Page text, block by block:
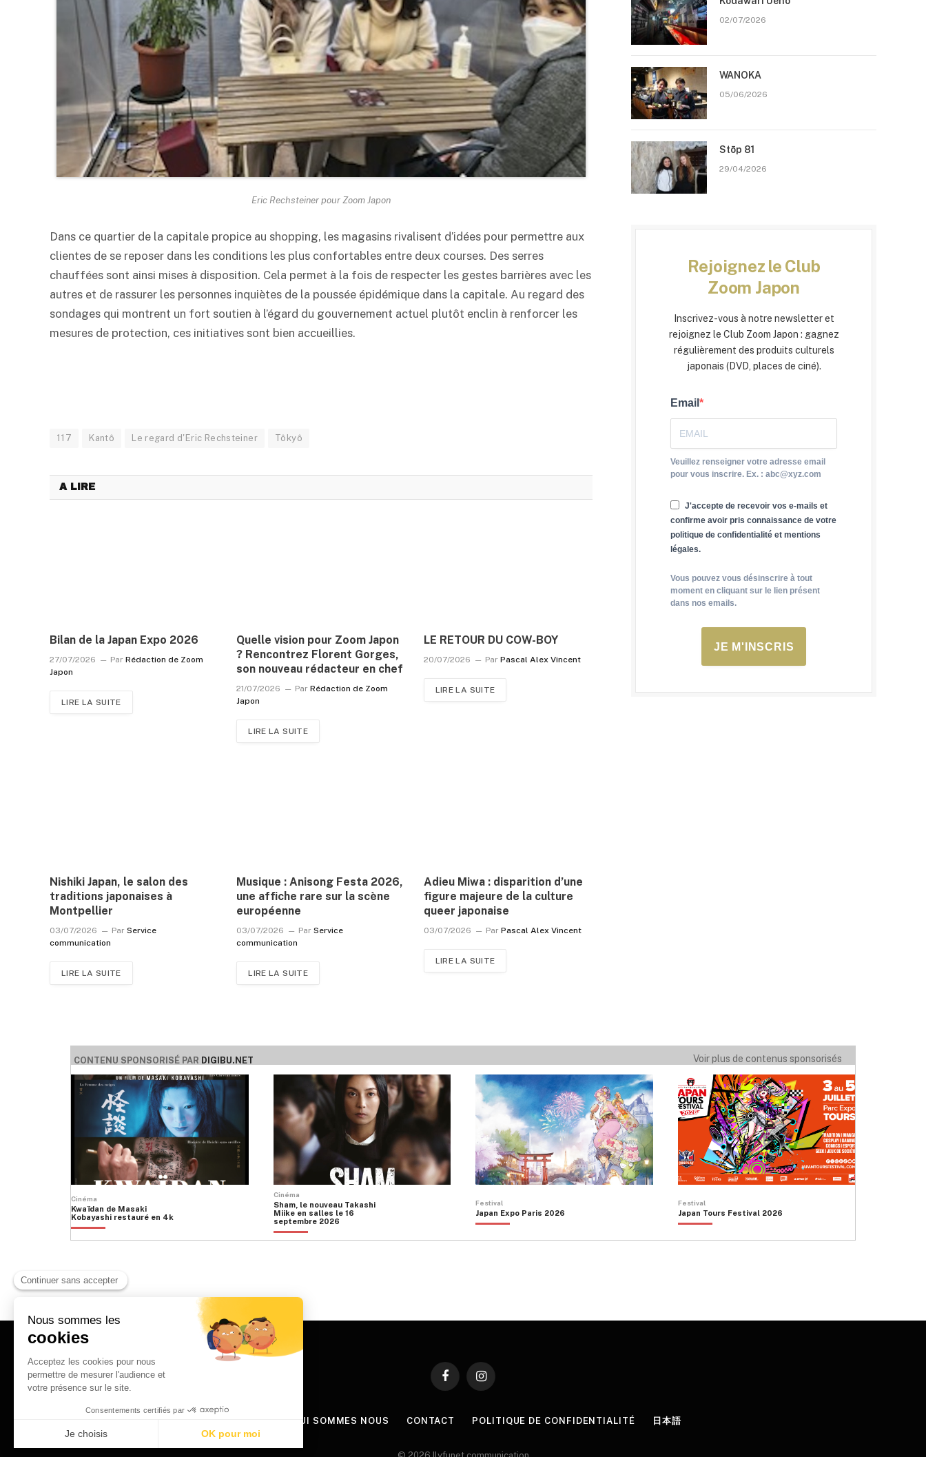
Eric Rechsteiner pour Zoom Japon
Dans ce quartier de la capitale propice au shopping, les magasins rivalisent d’idées pour permettre aux
clientes de se reposer dans les conditions les plus confortables entre deux courses. Des serres
chauffées sont ainsi mises à disposition. Cela permet à la fois de respecter les gestes barrières avec les
autres et de rassurer les personnes inquiètes de la poussée épidémique dans la capitale. Au regard des
sondages qui montrent un fort soutien à l’égard du gouvernement actuel plutôt enclin à renforcer les
mesures de protection, ces initiatives sont bien accueillies.
117 Kantô Le regard d'Eric Rechsteiner Tôkyô
A LIRE
Bilan de la Japan Expo 2026
27/07/2026 Par Rédaction de Zoom
Japon
LIRE LA SUITE
Quelle vision pour Zoom Japon
? Rencontrez Florent Gorges,
son nouveau rédacteur en chef
21/07/2026 Par Rédaction de Zoom
Japon
LIRE LA SUITE
LE RETOUR DU COW-BOY
20/07/2026 Par Pascal Alex Vincent
LIRE LA SUITE
Nishiki Japan, le salon des
traditions japonaises à
Montpellier
03/07/2026 Par Service
communication
LIRE LA SUITE
Musique : Anisong Festa 2026,
une affiche rare sur la scène
européenne
03/07/2026 Par Service
communication
LIRE LA SUITE
Adieu Miwa : disparition d’une
figure majeure de la culture
queer japonaise
03/07/2026 Par Pascal Alex Vincent
LIRE LA SUITE
02/07/2026
WANOKA
05/06/2026
Stōp 81
29/04/2026
Rejoignez le Club
Zoom Japon
Inscrivez-vous à notre newsletter et
rejoignez le Club Zoom Japon : gagnez
régulièrement des produits culturels
japonais (DVD, places de ciné).
Email
Veuillez renseigner votre adresse email
pour vous inscrire. Ex. : abc@xyz.com
J'accepte de recevoir vos e-mails et
confirme avoir pris connaissance de votre
politique de confidentialité et mentions
légales.
Vous pouvez vous désinscrire à tout
moment en cliquant sur le lien présent
dans nos emails.
JE M'INSCRIS
CONTENU SPONSORISÉ PAR DIGIBU.NET Voir plus de contenus sponsorisés
Cinéma
Kwaïdan de Masaki
Kobayashi restauré en 4k
Cinéma
Sham, le nouveau Takashi
Miike en salles le 16
septembre 2026
Festival
Japan Expo Paris 2026
Festival
Japan Tours Festival 2026
FacebookInstagram
QUI SOMMES NOUS CONTACT POLITIQUE DE CONFIDENTIALITÉ 日本語